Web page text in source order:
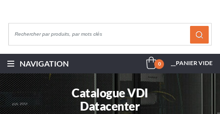
NAVIGATION 0 __PANIER VIDE
Catalogue VDI
Datacenter